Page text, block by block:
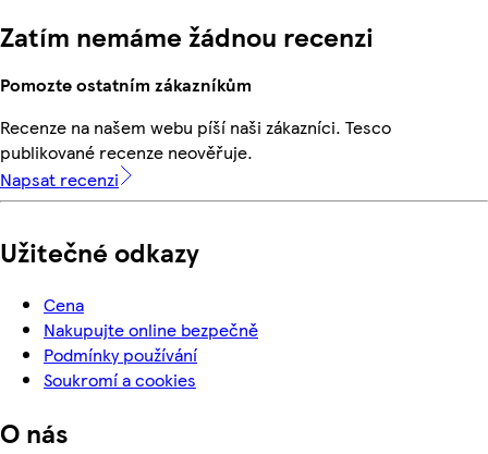
Zatím nemáme žádnou recenzi
Pomozte ostatním zákazníkům
Recenze na našem webu píší naši zákazníci. Tesco
publikované recenze neověřuje.
Napsat recenzi
Užitečné odkazy
Cena
Nakupujte online bezpečně
Podmínky používání
Soukromí a cookies
O nás